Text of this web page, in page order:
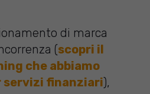
di marca
(scopri il
che abbiamo
servizi finanziari),